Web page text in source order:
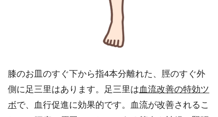
膝のお皿のすぐ下から指4本分離れた、脛のすぐ外
側に足三里はあります。足三里は血流改善の特効ツ
ボで、血行促進に効果的です。血流が改善されるこ